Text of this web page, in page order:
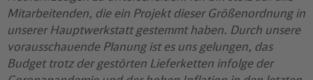
Mitarbeitenden, die ein Projekt dieser Größenordnung in
unserer Hauptwerkstatt gestemmt haben. Durch unsere
vorausschauende Planung ist es uns gelungen, das
Budget trotz der gestörten Lieferketten infolge der